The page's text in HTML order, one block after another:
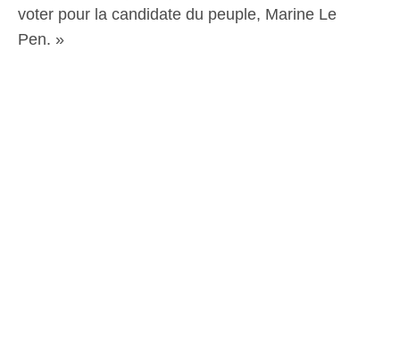
voter pour la candidate du peuple, Marine Le
Pen. »